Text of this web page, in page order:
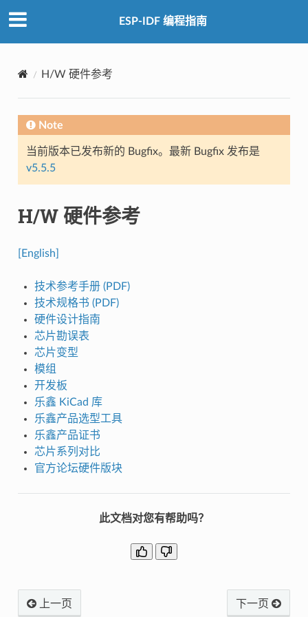
ESP-IDF 编程指南
H/W 硬件参考
Note
当前版本已发布新的 Bugfix。最新 Bugfix 发布是
v5.5.5
H/W 硬件参考
[English]
技术参考手册 (PDF)
技术规格书 (PDF)
硬件设计指南
芯片勘误表
芯片变型
模组
开发板
乐鑫 KiCad 库
乐鑫产品选型工具
乐鑫产品证书
芯片系列对比
官方论坛硬件版块
此文档对您有帮助吗？
上一页 下一页